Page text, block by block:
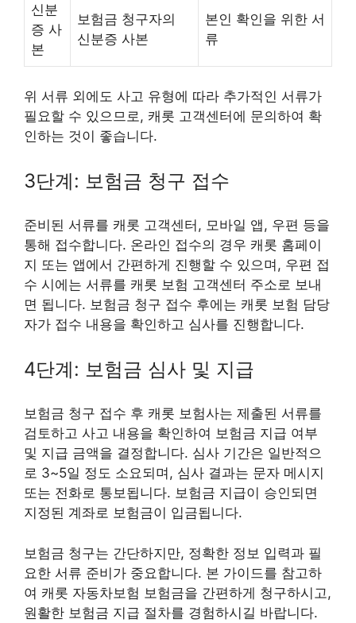
신분
증 사
본
보험금 청구자의
신분증 사본
본인 확인을 위한 서
류
위 서류 외에도 사고 유형에 따라 추가적인 서류가
필요할 수 있으므로, 캐롯 고객센터에 문의하여 확
인하는 것이 좋습니다.
3단계: 보험금 청구 접수
준비된 서류를 캐롯 고객센터, 모바일 앱, 우편 등을
통해 접수합니다. 온라인 접수의 경우 캐롯 홈페이
지 또는 앱에서 간편하게 진행할 수 있으며, 우편 접
수 시에는 서류를 캐롯 보험 고객센터 주소로 보내
면 됩니다. 보험금 청구 접수 후에는 캐롯 보험 담당
자가 접수 내용을 확인하고 심사를 진행합니다.
4단계: 보험금 심사 및 지급
보험금 청구 접수 후 캐롯 보험사는 제출된 서류를
검토하고 사고 내용을 확인하여 보험금 지급 여부
및 지급 금액을 결정합니다. 심사 기간은 일반적으
로 3~5일 정도 소요되며, 심사 결과는 문자 메시지
또는 전화로 통보됩니다. 보험금 지급이 승인되면
지정된 계좌로 보험금이 입금됩니다.
보험금 청구는 간단하지만, 정확한 정보 입력과 필
요한 서류 준비가 중요합니다. 본 가이드를 참고하
여 캐롯 자동차보험 보험금을 간편하게 청구하시고,
원활한 보험금 지급 절차를 경험하시길 바랍니다.